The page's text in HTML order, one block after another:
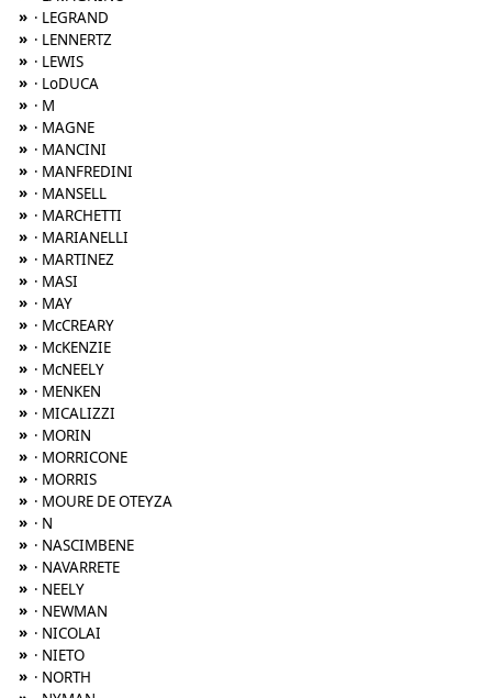
» · LEGRAND
» · LENNERTZ
» · LEWIS
» · LoDUCA
» · M
» · MAGNE
» · MANCINI
» · MANFREDINI
» · MANSELL
» · MARCHETTI
» · MARIANELLI
» · MARTINEZ
» · MASI
» · MAY
» · McCREARY
» · McKENZIE
» · McNEELY
» · MENKEN
» · MICALIZZI
» · MORIN
» · MORRICONE
» · MORRIS
» · MOURE DE OTEYZA
» · N
» · NASCIMBENE
» · NAVARRETE
» · NEELY
» · NEWMAN
» · NICOLAI
» · NIETO
» · NORTH